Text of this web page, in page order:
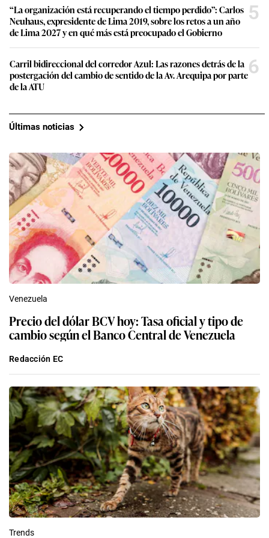
“La organización está recuperando el tiempo perdido”: Carlos
Neuhaus, expresidente de Lima 2019, sobre los retos a un año
de Lima 2027 y en qué más está preocupado el Gobierno
5
Carril bidireccional del corredor Azul: Las razones detrás de la
postergación del cambio de sentido de la Av. Arequipa por parte
de la ATU
6
Últimas noticias
Venezuela
Precio del dólar BCV hoy: Tasa oficial y tipo de
cambio según el Banco Central de Venezuela
Redacción EC
Trends